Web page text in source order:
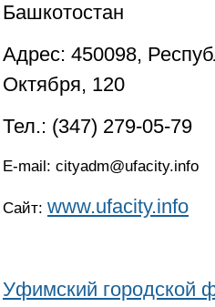
Башкотостан
Адрес: 450098,
Октября, 120
Тел.: (347) 279-05-79
E-mail: cityadm@ufacity.info
Сайт: www.ufacity.info
Уфимский городской